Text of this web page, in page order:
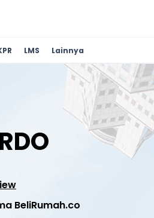
LMS Lainnya
BeliRumah.co